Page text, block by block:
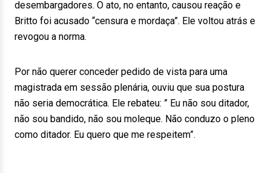
desembargadores. O ato, no entanto, causou reação e
Britto foi acusado “censura e mordaça”. Ele voltou atrás e
revogou a norma.
Por não querer conceder pedido de vista para uma
magistrada em sessão plenária, ouviu que sua postura
não seria democrática. Ele rebateu: ” Eu não sou ditador,
não sou bandido, não sou moleque. Não conduzo o pleno
como ditador. Eu quero que me respeitem”.